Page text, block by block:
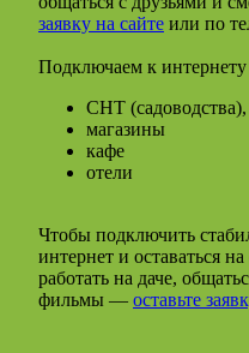
заявку на сайте или по
Подключаем к
СНТ
магазины
кафе
отели
Чтобы подключить
интернет и оставаться
работать на даче,
фильмы — оставьте